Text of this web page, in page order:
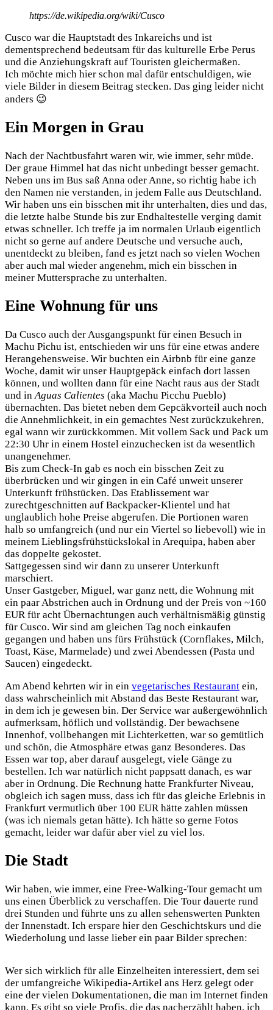
https://de.wikipedia.org/wiki/Cusco
Cusco war die Hauptstadt des Inkareichs und ist
dementsprechend bedeutsam für das kulturelle Erbe Perus
und die Anziehungskraft auf Touristen gleichermaßen.
Ich möchte mich hier schon mal dafür entschuldigen, wie
viele Bilder in diesem Beitrag stecken. Das ging leider nicht
anders 😉
Ein Morgen in Grau
Nach der Nachtbusfahrt waren wir, wie immer, sehr müde.
Der graue Himmel hat das nicht unbedingt besser gemacht.
Neben uns im Bus saß Anna oder Anne, so richtig habe ich
den Namen nie verstanden, in jedem Falle aus Deutschland.
Wir haben uns ein bisschen mit ihr unterhalten, dies und das,
die letzte halbe Stunde bis zur Endhaltestelle verging damit
etwas schneller. Ich treffe ja im normalen Urlaub eigentlich
nicht so gerne auf andere Deutsche und versuche auch,
unentdeckt zu bleiben, fand es jetzt nach so vielen Wochen
aber auch mal wieder angenehm, mich ein bisschen in
meiner Muttersprache zu unterhalten.
Eine Wohnung für uns
Da Cusco auch der Ausgangspunkt für einen Besuch in
Machu Pichu ist, entschieden wir uns für eine etwas andere
Herangehensweise. Wir buchten ein Airbnb für eine ganze
Woche, damit wir unser Hauptgepäck einfach dort lassen
können, und wollten dann für eine Nacht raus aus der Stadt
und inAguas Calientes (aka Machu Picchu Pueblo)
übernachten. Das bietet neben dem Gepcäkvorteil auch noch
die Annehmlichkeit, in ein gemachtes Nest zurückzukehren,
egal wann wir zurückkommen. Mit vollem Sack und Pack um
22:30 Uhr in einem Hostel einzuchecken ist da wesentlich
unangenehmer.
Bis zum Check-In gab es noch ein bisschen Zeit zu
überbrücken und wir gingen in ein Café unweit unserer
Unterkunft frühstücken. Das Etablissement war
zurechtgeschnitten auf Backpacker-Klientel und hat
unglaublich hohe Preise abgerufen. Die Portionen waren
halb so umfangreich (und nur ein Viertel so liebevoll) wie in
meinem Lieblingsfrühstückslokal in Arequipa, haben aber
das doppelte gekostet.
Sattgegessen sind wir dann zu unserer Unterkunft
marschiert.
Unser Gastgeber, Miguel, war ganz nett, die Wohnung mit
ein paar Abstrichen auch in Ordnung und der Preis von ~160
EUR für acht Übernachtungen auch verhältnismäßig günstig
für Cusco. Wir sind am gleichen Tag noch einkaufen
gegangen und haben uns fürs Frühstück (Cornflakes, Milch,
Toast, Käse, Marmelade) und zwei Abendessen (Pasta und
Saucen) eingedeckt.
Am Abend kehrten wir in ein vegetarisches Restaurant ein,
dass wahrscheinlich mit Abstand das Beste Restaurant war,
in dem ich je gewesen bin. Der Service war außergewöhnlich
aufmerksam, höflich und vollständig. Der bewachsene
Innenhof, vollbehangen mit Lichterketten, war so gemütlich
und schön, die Atmosphäre etwas ganz Besonderes. Das
Essen war top, aber darauf ausgelegt, viele Gänge zu
bestellen. Ich war natürlich nicht pappsatt danach, es war
aber in Ordnung. Die Rechnung hatte Frankfurter Niveau,
obgleich ich sagen muss, dass ich für das gleiche Erlebnis in
Frankfurt vermutlich über 100 EUR hätte zahlen müssen
(was ich niemals getan hätte). Ich hätte so gerne Fotos
gemacht, leider war dafür aber viel zu viel los.
Die Stadt
Wir haben, wie immer, eine Free-Walking-Tour gemacht um
uns einen Überblick zu verschaffen. Die Tour dauerte rund
drei Stunden und führte uns zu allen sehenswerten Punkten
der Innenstadt. Ich erspare hier den Geschichtskurs und die
Wiederholung und lasse lieber ein paar Bilder sprechen:
Wer sich wirklich für alle Einzelheiten interessiert, dem sei
der umfangreiche Wikipedia-Artikel ans Herz gelegt oder
eine der vielen Dokumentationen, die man im Internet finden
kann. Es gibt so viele Profis, die das nacherzählt haben, ich